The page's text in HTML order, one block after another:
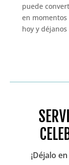
puede
en momentos
hoy y
¡Déjalo